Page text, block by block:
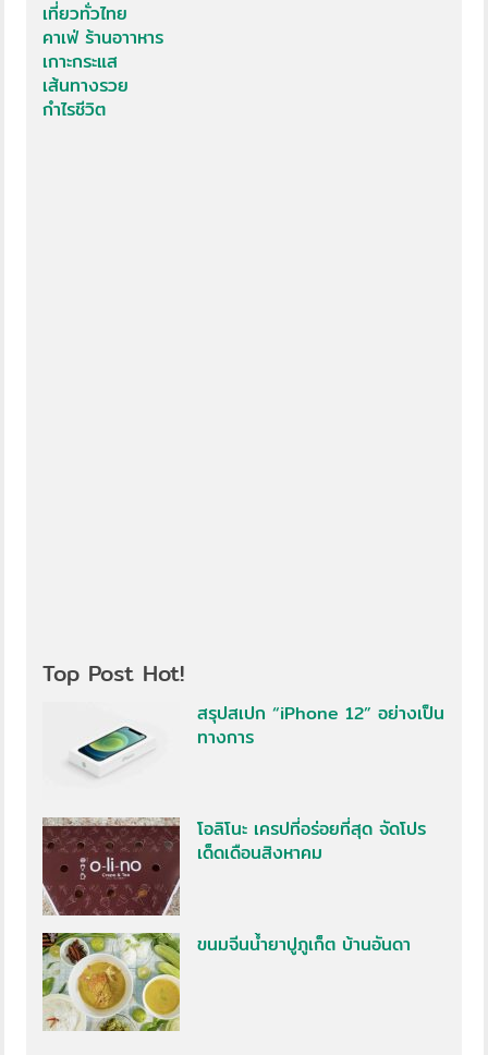
เที่ยวทั่วไทย
คาเฟ่ ร้านอาาหาร
เกาะกระแส
เส้นทางรวย
กำไรชีวิต
Top Post Hot!
สรุปสเปก “iPhone 12” อย่างเป็น
ทางการ
โอลิโนะ เครปที่อร่อยที่สุด จัดโปร
เด็ดเดือนสิงหาคม
ขนมจีนน้ำยาปูภูเก็ต บ้านอันดา